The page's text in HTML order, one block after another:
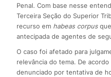
Penal. Com base nesse
Terceira Seção do Superior
recurso em habeas corpusque
antecipada de agentes de
O caso foi afetado para
relevância do tema. De
denunciado por tentativa de